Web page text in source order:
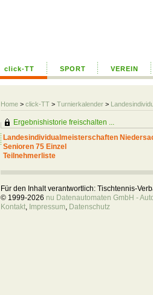
click-TT SPORT VEREIN
Home > click-TT > Turnierkalender >
Ergebnishistorie freischalten ...
Landesindividualmeisterschaften
Senioren 75 Einzel
Teilnehmerliste
Für den Inhalt verantwortlich: Tischtennis-
© 1999-2026 nu Datenautomaten GmbH -
Kontakt, Impressum, Datenschutz